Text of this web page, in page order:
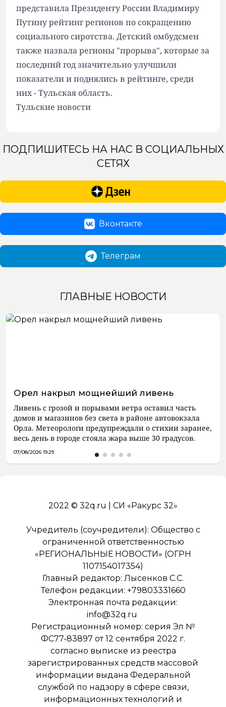
представила Президенту России Владимиру
Путину рейтинг регионов по сокращению
социального сиротства. Детский омбудсмен
также назвала регионы "прорыва", которые за
последний год значительно улучшили
показатели и поднялись в рейтинге, среди
них - Тульская область.
Тульские новости
ПОДПИШИТЕСЬ НА НАС В СОЦИАЛЬНЫХ
СЕТЯХ
Вконтакте
Телеграм
ГЛАВНЫЕ НОВОСТИ
Орел накрыл мощнейший ливень
Ливень с грозой и порывами ветра оставил часть
домов и магазинов без света в районе автовокзала
Орла. Метеорологи предупреждали о стихии заранее,
весь день в городе стояла жара выше 30 градусов.
07/08/2026 19:29
2022 © 32q.ru | СИ «Ракурс 32»
Учредитель (соучредители): Общество с
ограниченной ответственностью
«РЕГИОНАЛЬНЫЕ НОВОСТИ» (ОГРН
1107154017354)
Главный редактор: Лысенков С.С.
Телефон редакции: +79803331660
Электронная почта редакции:
info@32q.ru
Регистрационный номер: серия Эл №
ФС77-83897 от 12 сентября 2022 г.
согласно выписке из реестра
зарегистрированных средств массовой
информации выдана Федеральной
службой по надзору в сфере связи,
информационных технологий и